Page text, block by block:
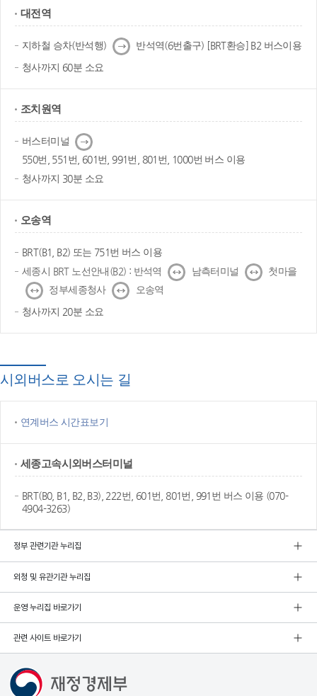
대전역
지하철 승차(반석행) 다
음
반석역(6번출구) [BRT환승] B2 버스이용
청사까지 60분 소요
조치원역
버스터미널 다
음
550번, 551번, 601번, 991번, 801번, 1000번 버스 이용
청사까지 30분 소요
오송역
BRT(B1, B2) 또는 751번 버스 이용
세종시 BRT 노선안내(B2) : 반석역
↔ 남측터미널 ↔
첫마을
↔
정부세종청사 ↔
오송역
청사까지 20분 소요
시외버스로 오시는 길
연계버스 시간표보기
세종고속시외버스터미널
BRT(B0, B1, B2, B3), 222번, 601번, 801번, 991번 버스 이용 (070-
4904-3263)
정부 관련기관 누리집
외청 및 유관기관 누리집
운영 누리집 바로가기
관련 사이트 바로가기